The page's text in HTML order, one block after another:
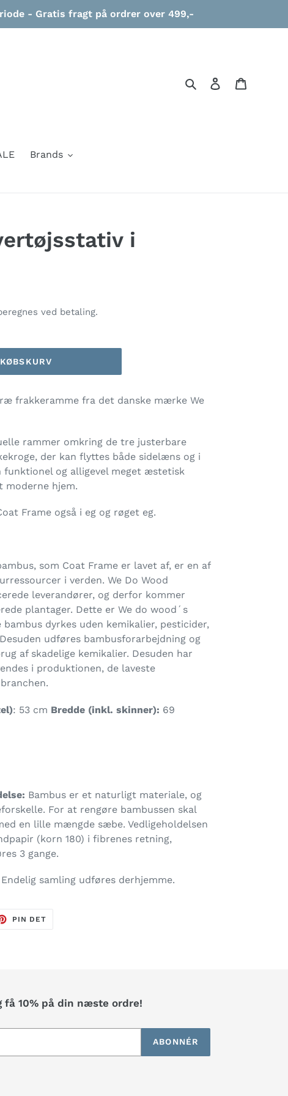
- Gratis fragt på ordrer over 499,-
Søg Log ind
Brands
i
ved betaling.
frakkeramme fra det danske mærke We
rammer omkring de tre justerbare
der kan flyttes både sidelæns og i
funktionel og alligevel meget æstetisk
moderne hjem.
Frame også i eg og røget eg.
som Coat Frame er lavet af, er en af
i verden. We Do Wood
leverandører, og derfor kommer
plantager. Dette er We do wood´s
dyrkes uden kemikalier, pesticider,
udføres bambusforarbejdning og
af skadelige kemikalier. Desuden har
i produktionen, de laveste
: 53 cm Bredde (inkl. skinner): 69
Bambus er et naturligt materiale, og
For at rengøre bambussen skal
en lille mængde sæbe. Vedligeholdelsen
(korn 180) i fibrenes retning,
3 gange.
samling udføres derhjemme.
PIN DET
få 10% på din næste ordre!
ABONNÉR